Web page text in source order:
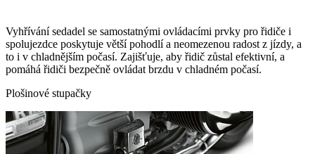
Vyhřívání sedadel se samostatnými ovládacími prvky pro řidiče i
spolujezdce poskytuje větší pohodlí a neomezenou radost z jízdy, a
to i v chladnějším počasí. Zajišťuje, aby řidič zůstal efektivní, a
pomáhá řidiči bezpečně ovládat brzdu v chladném počasí.
Plošinové stupačky